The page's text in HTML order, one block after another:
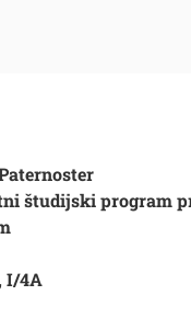
študijski program
I/4A